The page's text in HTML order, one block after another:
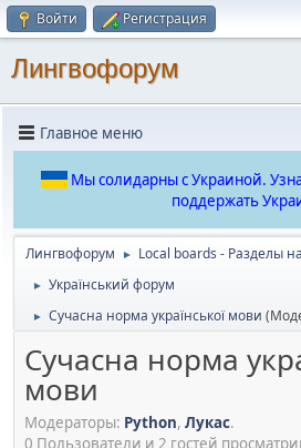
Войти Регистрация
Лингвофорум
Главное меню
Мы солидарны с Украиной.
поддержать
Лингвофорум ► Local boards - Разделы
► Український форум
► Сучасна норма української мови
Сучасна норма
мови
Модераторы: Python, Лукас.
0 Пользователи и 2 гостей